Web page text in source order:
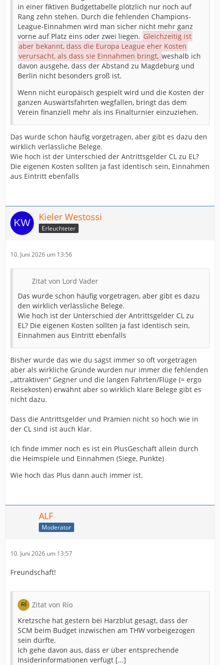
in einer fiktiven Budgettabelle plötzlich nur noch auf
Rang zehn stehen. Durch die fehlenden Champions-
League-Einnahmen wird man sicher nicht mehr ganz
vorne auf Platz eins oder zwei liegen. Gleichzeitig ist
aber bekannt, dass die Europa League eher Kosten
verursacht, als dass sie Einnahmen bringt, weshalb ich
davon ausgehe, dass der Abstand zu Magdeburg und
Berlin nicht besonders groß ist.
Wenn nicht europäisch gespielt wird und die Kosten der
ganzen Auswärtsfahrten wegfallen, bringt das dem
Verein finanziell mehr als ins Finalturnier einzuziehen.
Das wurde schon häufig vorgetragen, aber gibt es dazu den
wirklich verlässliche Belege.
Wie hoch ist der Unterschied der Antrittsgelder CL zu EL?
Die eigenen Kosten sollten ja fast identisch sein, Einnahmen
aus Eintritt ebenfalls
Kieler Westossi
Erleuchteter
10. Juni 2026 um 13:56
Zitat von Lord Vader
Das wurde schon häufig vorgetragen, aber gibt es dazu
den wirklich verlässliche Belege.
Wie hoch ist der Unterschied der Antrittsgelder CL zu
EL? Die eigenen Kosten sollten ja fast identisch sein,
Einnahmen aus Eintritt ebenfalls
Bisher wurde das wie du sagst immer so oft vorgetragen
aber als wirkliche Gründe wurden nur immer die fehlenden
„attraktiven“ Gegner und die langen Fahrten/Flüge (= ergo
Reisekosten) erwähnt aber so wirklich klare Belege gibt es
nicht dazu.
Dass die Antrittsgelder und Prämien nicht so hoch wie in
der CL sind ist auch klar.
Ich finde immer noch es ist ein PlusGeschäft allein durch
die Heimspiele und Einnahmen (Siege, Punkte)
Wie hoch das Plus dann auch immer ist.
ALF
Moderator
10. Juni 2026 um 13:57
Freundschaft!
Zitat von Río
Kretzsche hat gestern bei Harzblut gesagt, dass der
SCM beim Budget inzwischen am THW vorbeigezogen
sein dürfte.
Ich gehe davon aus, dass er über entsprechende
Insiderinformationen verfügt [...]